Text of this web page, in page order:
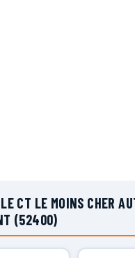
CT LE MOINS CHER
(52400)